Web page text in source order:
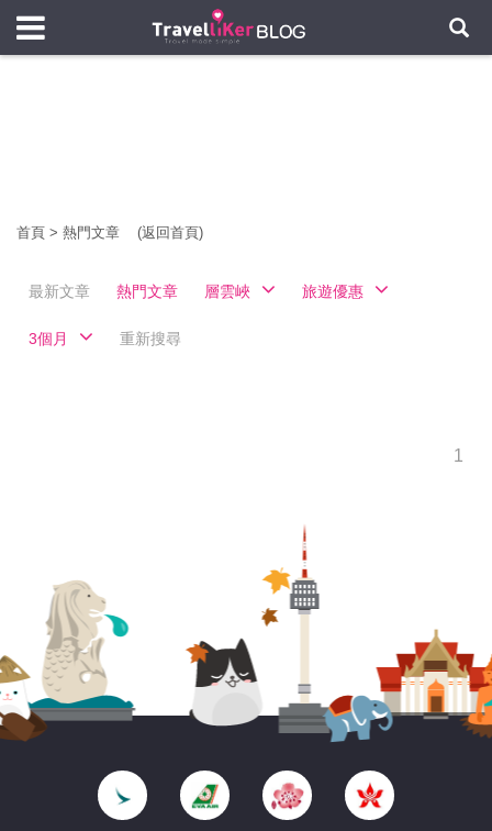
首頁 > 熱門文章 (返回首頁)
最新文章 熱門文章 層雲峽 旅遊優惠
3個月 重新搜尋
1